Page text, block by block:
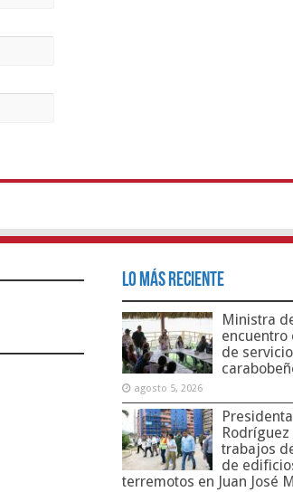
Lo Más Reciente
Ministra
encuentro
de
agosto 5, 2026
trabajos
de
terremotos en Juan José